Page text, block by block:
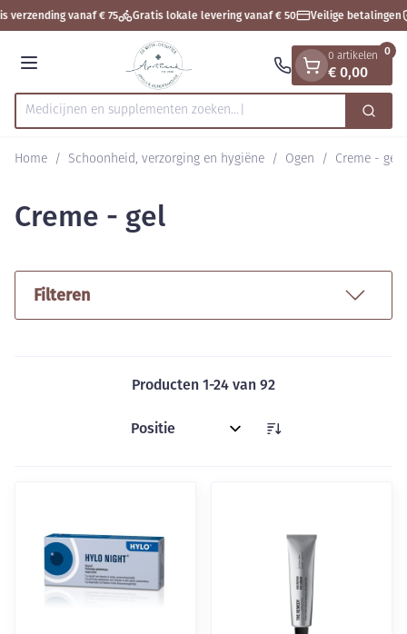
Ga naar de inhoud
1 van 1
verzending vanaf € 75 Gratis lokale levering vanaf € 50 Veilige betalingen
Menu
Product, merk, categorie...
Medicijnen en supplement Zoek
0 artikelen
€ 0,00
0
Home / Schoonheid, verzorging en hygiëne / Ogen / Creme - gel
Creme - gel
Filteren
Producten 1-24 van 92
Sorteer op: